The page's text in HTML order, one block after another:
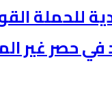
للحملة
في حصر غير